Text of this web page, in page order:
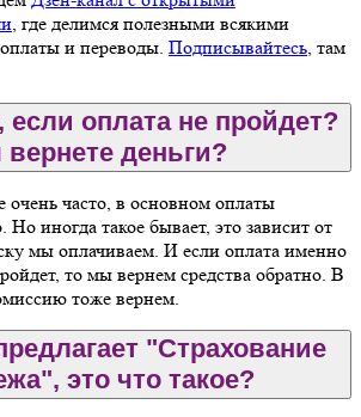
, где делимся полезными всякими
и переводы. Подписывайтесь, там
если оплата не пройдет?
деньги?
очень часто, в основном оплаты
Но иногда такое бывает, это зависит от
мы оплачиваем. И если оплата именно
то мы вернем средства обратно. В
тоже вернем.
"Страхование
это что такое?